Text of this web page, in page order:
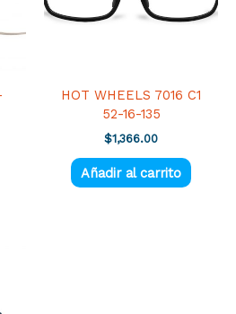
HOT WHEELS 7016 C1
52-16-135
$1,366.00
Añadir al carrito